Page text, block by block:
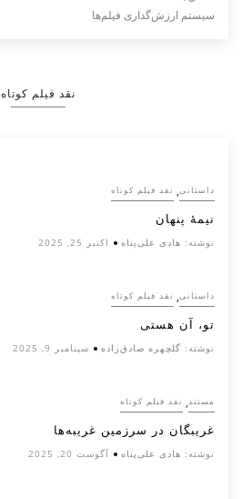
سیستم ارزش‌گذاری فیلم‌ها
نقد فیلم کوتاه
داستانی, نقد فیلم کوتاه
نیمۀ پنهان
نوشته: هادی علی‌پناه اکتبر 25, 2025
داستانی, نقد فیلم کوتاه
تو، آن هستی
نوشته: گلچهره صادق‌زاده سپتامبر 9, 2025
مستند, نقد فیلم کوتاه
غریبگان در سرزمین غریبه‌ها
نوشته: هادی علی‌پناه آگوست 20, 2025